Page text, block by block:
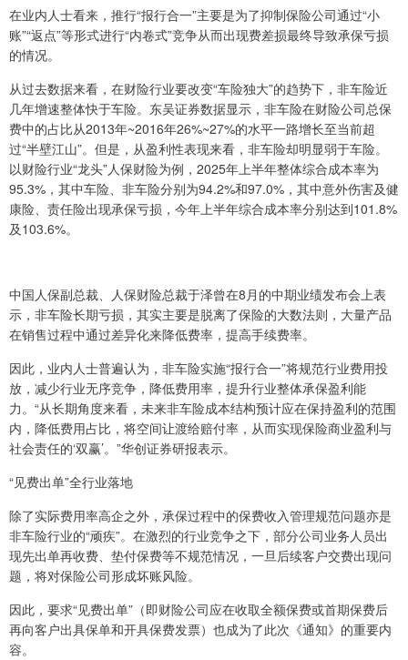
在业内人士看来，推行“报行合一”主要是为了抑制保险公司通过“小
账”“返点”等形式进行“内卷式”竞争从而出现费差损最终导致承保亏损
的情况。
从过去数据来看，在财险行业要改变“车险独大”的趋势下，非车险近
几年增速整体快于车险。东吴证券数据显示，非车险在财险公司总保
费中的占比从2013年~2016年26%~27%的水平一路增长至当前超
过“半壁江山”。但是，从盈利性表现来看，非车险却明显弱于车险。
以财险行业“龙头”人保财险为例，2025年上半年整体综合成本率为
95.3%，其中车险、非车险分别为94.2%和97.0%，其中意外伤害及健
康险、责任险出现承保亏损，今年上半年综合成本率分别达到101.8%
及103.6%。
中国人保副总裁、人保财险总裁于泽曾在8月的中期业绩发布会上表
示，非车险长期亏损，其实主要是脱离了保险的大数法则，大量产品
在销售过程中通过差异化来降低费率，提高手续费率。
因此，业内人士普遍认为，非车险实施“报行合一”将规范行业费用投
放，减少行业无序竞争，降低费用率，提升行业整体承保盈利能
力。“从长期角度来看，未来非车险成本结构预计应在保持盈利的范围
内，降低费用占比，将空间让渡给赔付率，从而实现保险商业盈利与
社会责任的‘双赢’。”华创证券研报表示。
“见费出单”全行业落地
除了实际费用率高企之外，承保过程中的保费收入管理规范问题亦是
非车险行业的“顽疾”。在激烈的行业竞争之下，部分公司业务人员出
现先出单再收费、垫付保费等不规范情况，一旦后续客户交费出现问
题，将对保险公司形成坏账风险。
因此，要求“见费出单”（即财险公司应在收取全额保费或首期保费后
再向客户出具保单和开具保费发票）也成为了此次《通知》的重要内
容。